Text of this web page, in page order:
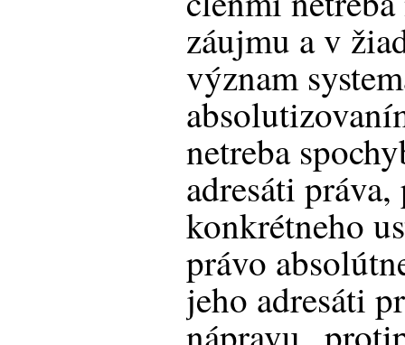
záujmu a v
význam
netreba
adresáti
konkrétneho
právo
jeho adresáti